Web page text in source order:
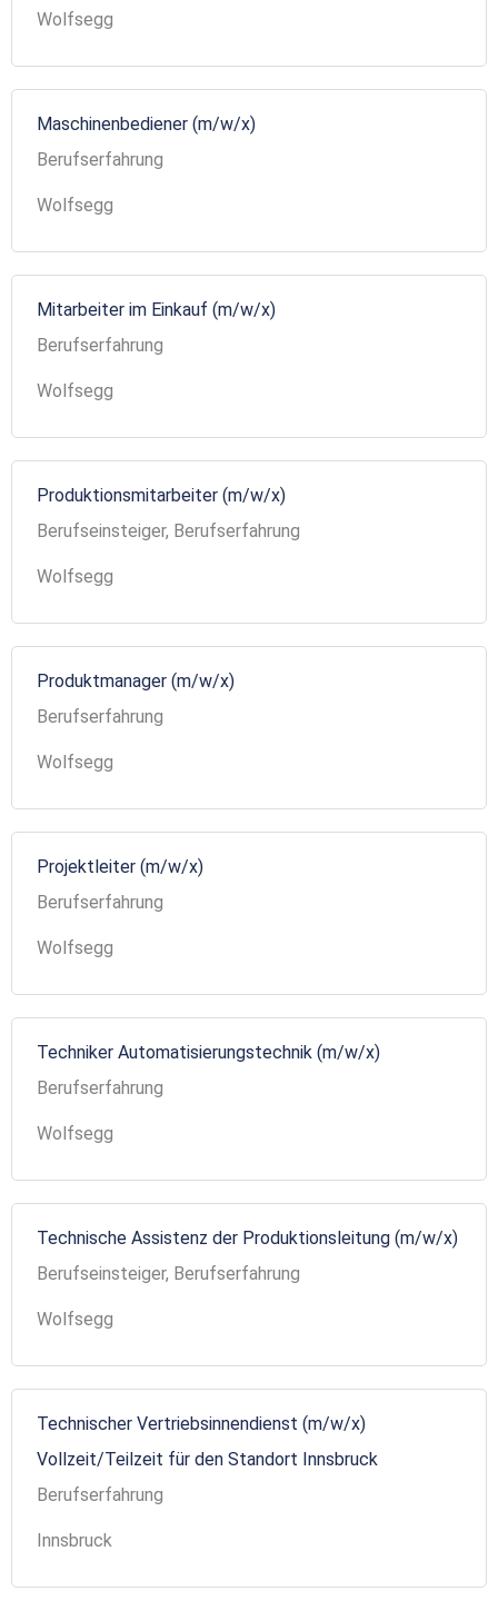
Wolfsegg
Maschinenbediener (m/w/x)
Berufserfahrung
Wolfsegg
Mitarbeiter im Einkauf (m/w/x)
Berufserfahrung
Wolfsegg
Produktionsmitarbeiter (m/w/x)
Berufseinsteiger, Berufserfahrung
Wolfsegg
Produktmanager (m/w/x)
Berufserfahrung
Wolfsegg
Projektleiter (m/w/x)
Berufserfahrung
Wolfsegg
Techniker Automatisierungstechnik (m/w/x)
Berufserfahrung
Wolfsegg
Technische Assistenz der Produktionsleitung (m/w/x)
Berufseinsteiger, Berufserfahrung
Wolfsegg
Technischer Vertriebsinnendienst (m/w/x)
Vollzeit/Teilzeit für den Standort Innsbruck
Berufserfahrung
Innsbruck